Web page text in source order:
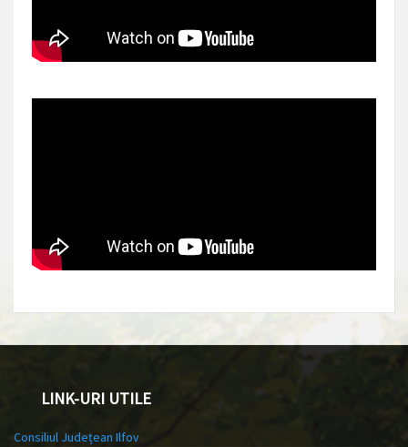
LINK-URI UTILE
Consiliul Județean Ilfov